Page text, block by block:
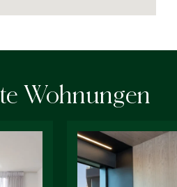
Wohnungen